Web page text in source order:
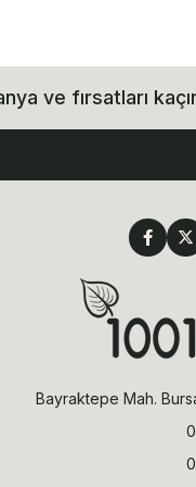
ve fırsatları
Bayraktepe Mah.